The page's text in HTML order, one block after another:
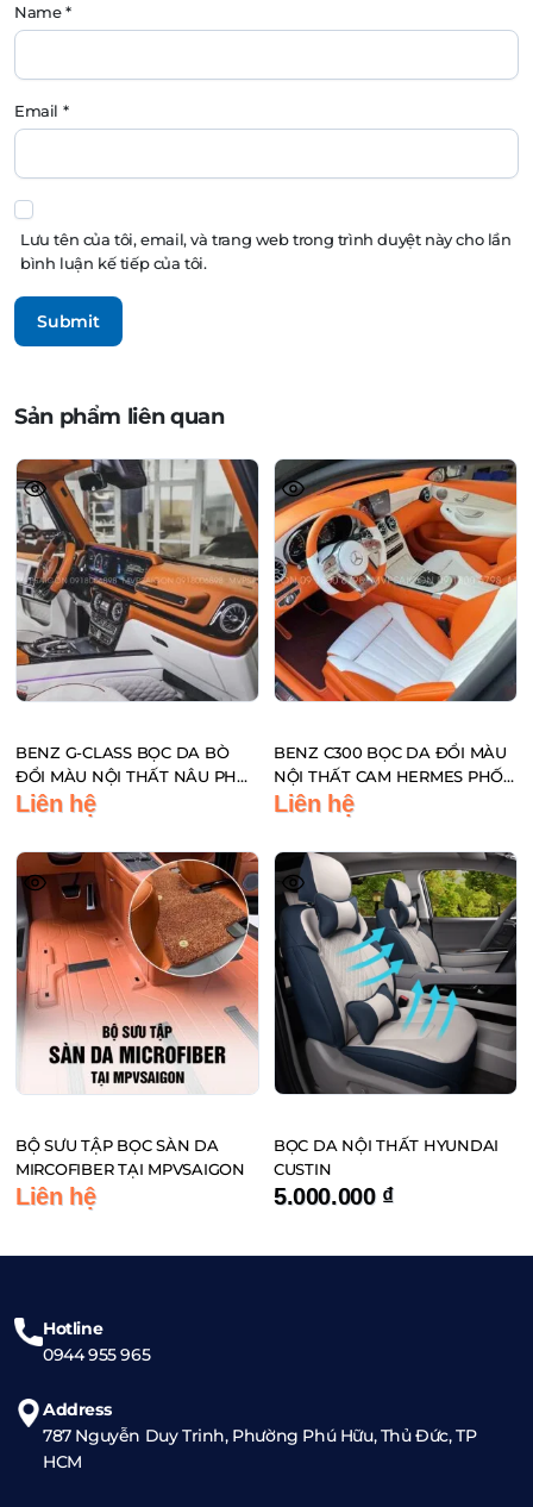
Name*
Email *
Lưu tên của tôi, email, và trang web trong trình duyệt này cho lần
bình luận kế tiếp của tôi.
Sản phẩm liên quan
BENZ G-CLASS BỌC DA BÒ
ĐỔI MÀU NỘI THẤT NÂU PHỐI
TRẮNG
Liên hệ
BENZ C300 BỌC DA ĐỔI MÀU
NỘI THẤT CAM HERMES PHỐI
TRẮNG
Liên hệ
BỘ SƯU TẬP BỌC SÀN DA
MIRCOFIBER TẠI MPVSAIGON
Liên hệ
BỌC DA NỘI THẤT HYUNDAI
CUSTIN
5.000.000 ₫
Hotline
0944 955 965
Address
787 Nguyễn Duy Trinh, Phường Phú Hữu, Thủ Đức, TP
HCM